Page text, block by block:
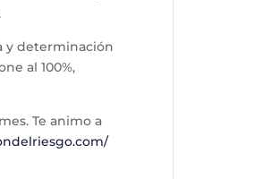
y determinación
al 100%,
Te animo a